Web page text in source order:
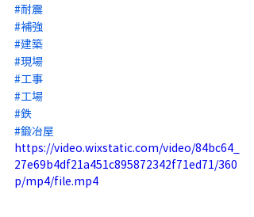
#耐震
#補強
#建築
#現場
#工事
#工場
#鉄
#鍛冶屋
https://video.wixstatic.com/video/84bc64_
27e69b4df21a451c895872342f71ed71/360
p/mp4/file.mp4